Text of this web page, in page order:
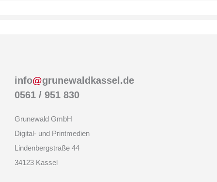
info@grunewaldkassel.de
0561 / 951 830
Grunewald GmbH
Digital- und Printmedien
Lindenbergstraße 44
34123 Kassel